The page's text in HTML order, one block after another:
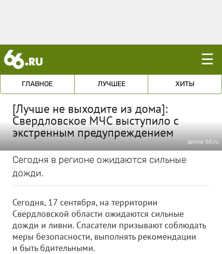
☰
ГЛАВНОЕ ЛУЧШЕЕ ХИТЫ
[Лучше не выходите из дома]:
Свердловское МЧС выступило с
экстренным предупреждением
архив 66.ru
Сегодня в регионе ожидаются сильные
дожди.
Сегодня, 17 сентября, на территории
Свердловской области ожидаются сильные
дожди и ливни. Спасатели призывают соблюдать
меры безопасности, выполнять рекомендации
и быть бдительными.